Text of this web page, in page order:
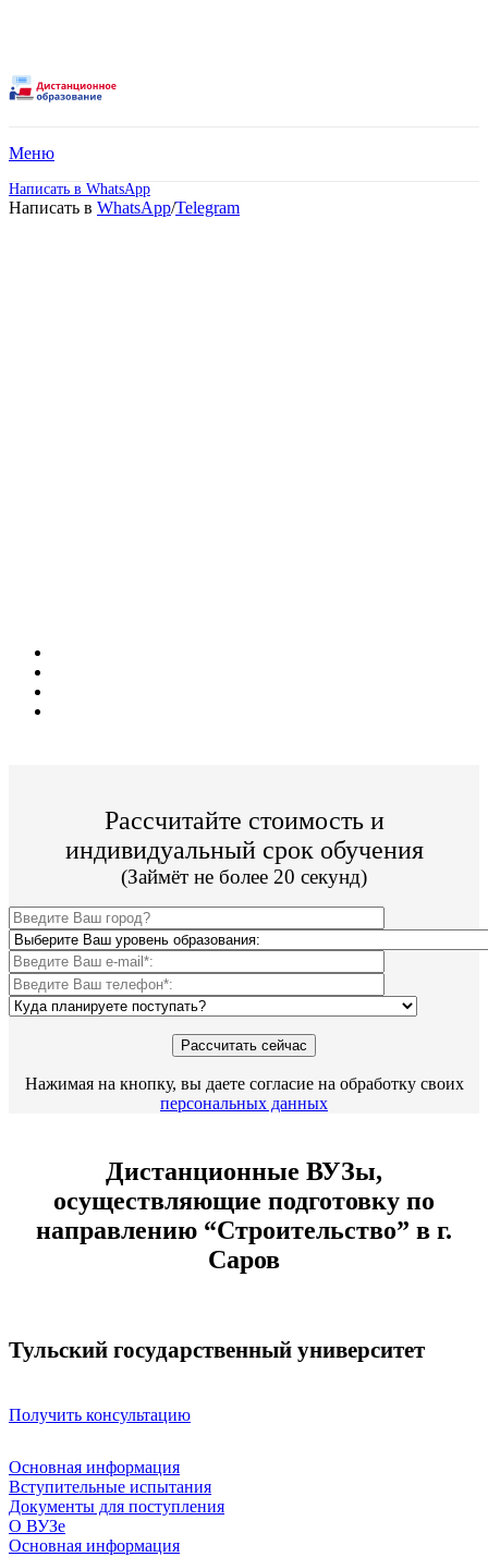
Меню
Написать в WhatsApp
Написать в WhatsApp/Telegram
Рассчитайте стоимость и
индивидуальный срок обучения
(Займёт не более 20 секунд)
Нажимая на кнопку, вы даете согласие на обработку своих
персональных данных
Дистанционные ВУЗы,
осуществляющие подготовку по
направлению “Строительство” в г.
Саров
Тульский государственный университет
Получить консультацию
Основная информация
Вступительные испытания
Документы для поступления
О ВУЗе
Основная информация